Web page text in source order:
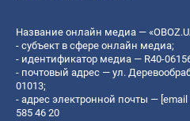
Название онлайн медиа —
- субъект в сфере онлайн медиа;
- идентификатор медиа — R40-
- почтовый адрес — ул.
01013;
- адрес электронной почты —
585 46 20